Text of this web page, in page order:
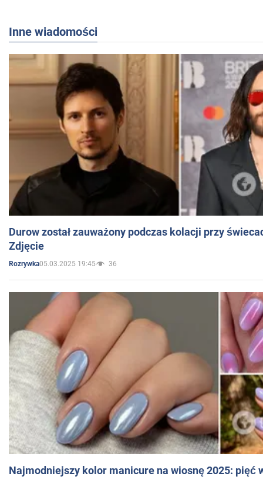
Inne wiadomości
Durow został zauważony podczas kolacji przy
Zdjęcie
Rozrywka05.03.2025 19:45 36
Najmodniejszy kolor manicure na wiosnę 2025: pięć